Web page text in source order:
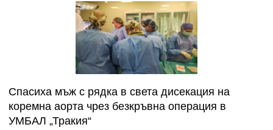
Спасиха мъж с рядка в света дисекация на
коремна аорта чрез безкръвна операция в
УМБАЛ „Тракия“